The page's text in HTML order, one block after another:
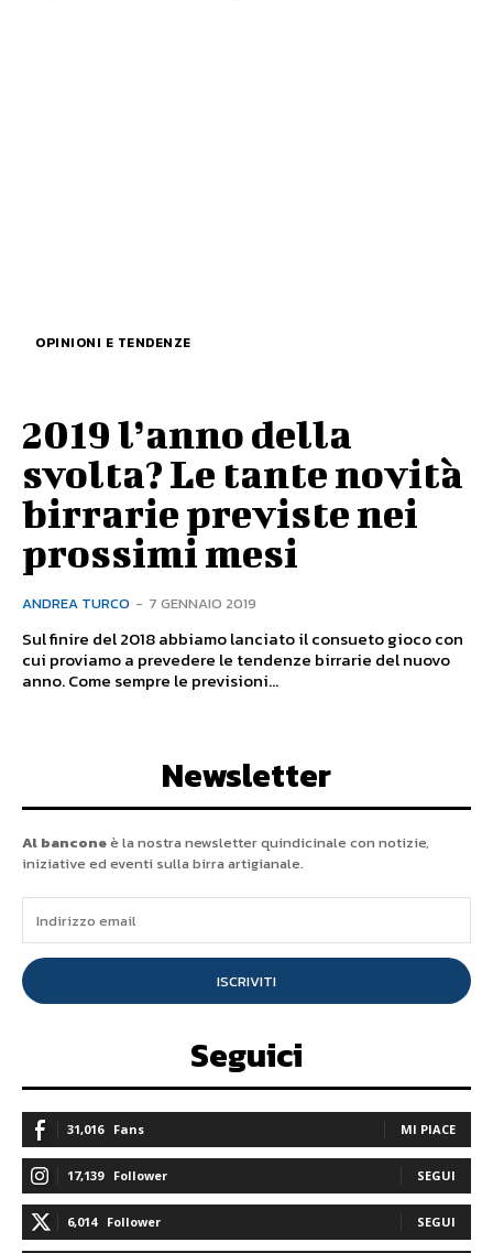
OPINIONI E TENDENZE
2019 l’anno della
svolta? Le tante novità
birrarie previste nei
prossimi mesi
ANDREA TURCO - 7 GENNAIO 2019
Sul finire del 2018 abbiamo lanciato il consueto gioco con
cui proviamo a prevedere le tendenze birrarie del nuovo
anno. Come sempre le previsioni...
Newsletter
Al banconeè la nostra newsletter quindicinale con notizie,
iniziative ed eventi sulla birra artigianale.
ISCRIVITI
Seguici
31,016 Fans MI PIACE
17,139 Follower SEGUI
6,014 Follower SEGUI